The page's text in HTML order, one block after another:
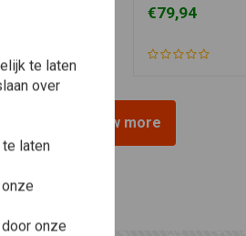
€79,94
View more
te laten
over
laten
onze